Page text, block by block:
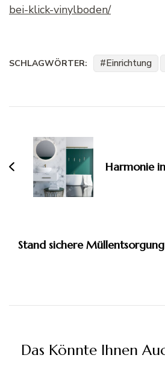
bei-klick-vinylboden/
SCHLAGWÖRTER: Einrichtung
Harmonie
Stand sichere Müllentsorgung
Das Könnte Ihnen